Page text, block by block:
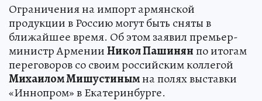
Ограничения на импорт армянской
продукции в Россию могут быть сняты в
ближайшее время. Об этом заявил премьер-
министр АрменииНикол Пашинянпо итогам
переговоров со своим российским коллегой
Михаилом Мишустинымна полях выставки
«Иннопром» в Екатеринбурге.